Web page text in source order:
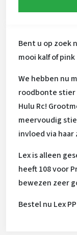
Bent u op zoek
mooi kalf of
We hebben nu
roodbonte stier
Hulu Rc!
meervoudig
invloed via haar
Lex is alleen
heeft 108 voor
bewezen zeer
Bestel nu Lex